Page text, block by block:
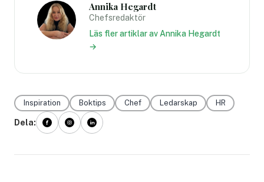
Annika Hegardt
Chefsredaktör
Läs fler artiklar av Annika Hegardt
→
Inspiration Boktips Chef Ledarskap HR
Dela: